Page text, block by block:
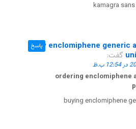
kamagra
buy enclomiphene generic
گفت:
ordering enclomiphene
buying enclomiphene
پاسخ